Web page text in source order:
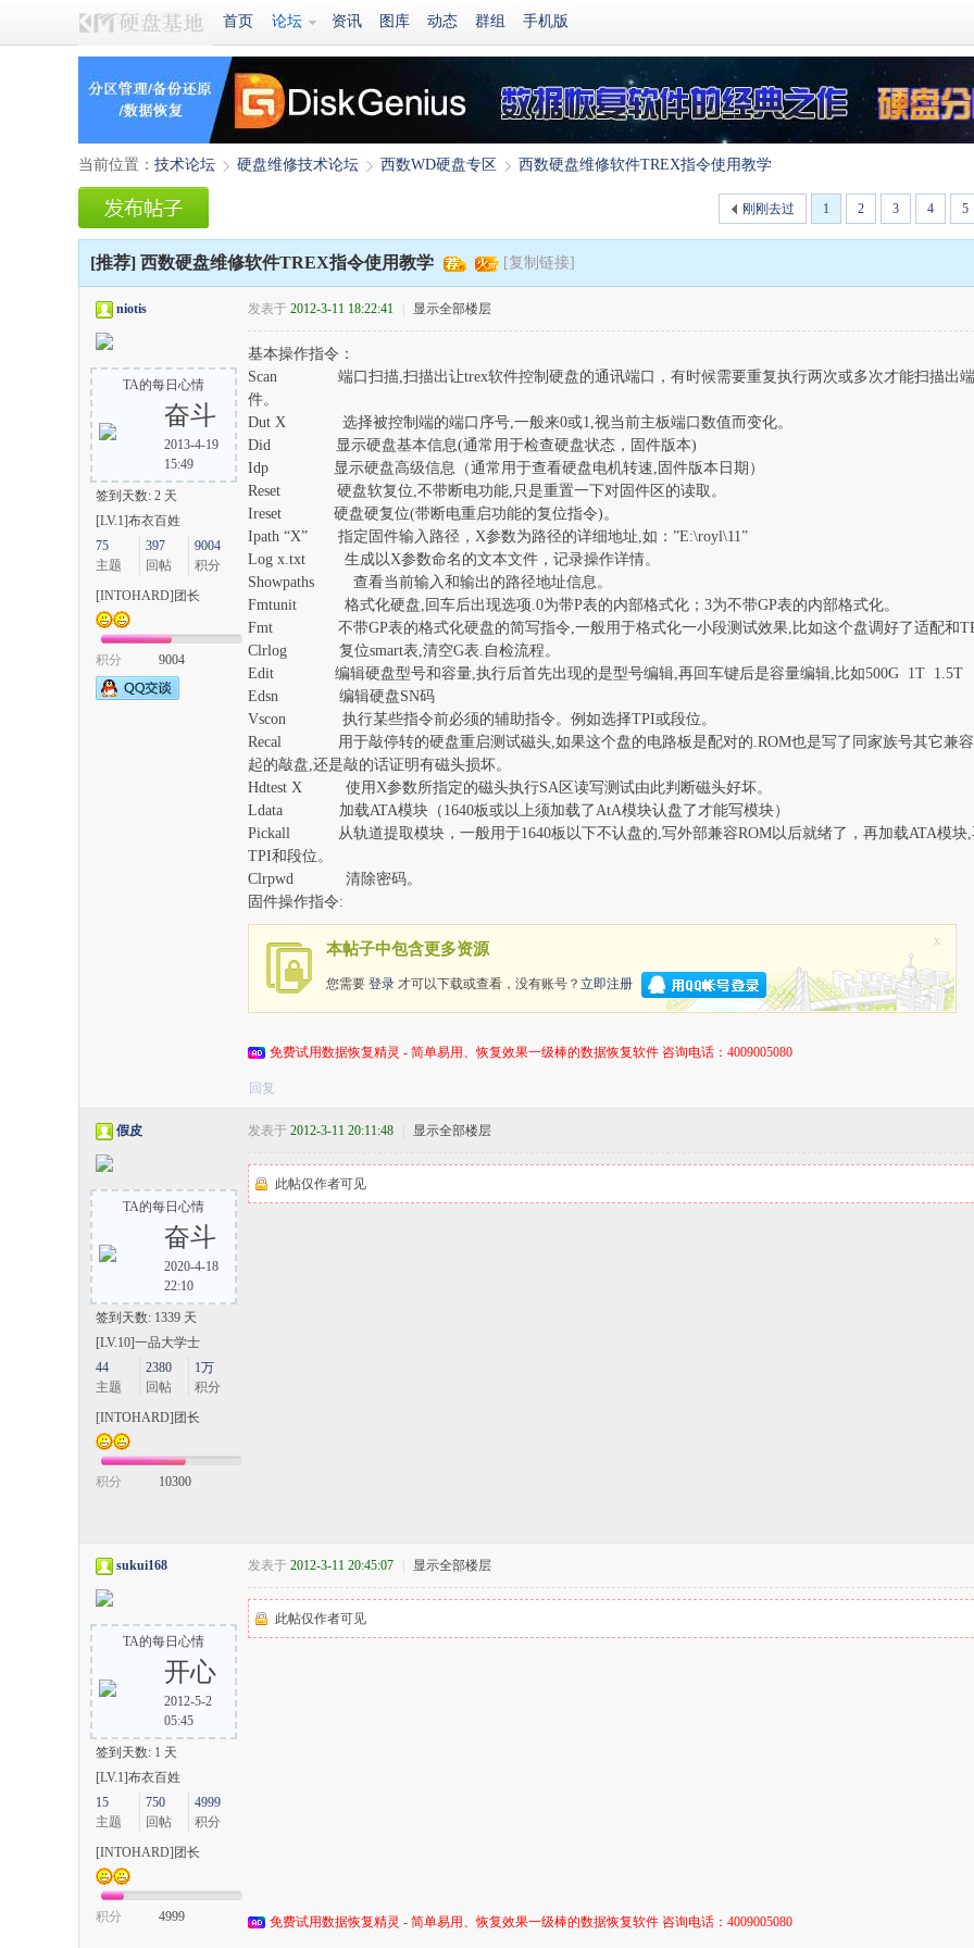
首页 论坛 资讯 图库 动态 群组 手机版
当前位置： 技术论坛
›
硬盘维修技术论坛
›
西数WD硬盘专区
›
西数硬盘维修软件TREX指令使用教学
1 2 3 4 5
刚刚去过
[推荐] 西数硬盘维修软件TREX指令使用教学 [复制链接]
niotis
TA的每日心情
奋斗
2013-4-19
15:49
签到天数: 2 天
[LV.1]布衣百姓
75
主题
397
回帖
9004
积分
[INTOHARD]团长
积分 9004
发表于 2012-3-11 18:22:41 显示全部楼层
基本操作指令：
Scan 端口扫描,扫描出让trex软件控制硬盘的通讯端口，有时候需要重复执行两次或多次才能扫描出端
件。
Dut X 选择被控制端的端口序号,一般来0或1,视当前主板端口数值而变化。
Did 显示硬盘基本信息(通常用于检查硬盘状态，固件版本)
Idp 显示硬盘高级信息（通常用于查看硬盘电机转速,固件版本日期）
Reset 硬盘软复位,不带断电功能,只是重置一下对固件区的读取。
Ireset 硬盘硬复位(带断电重启功能的复位指令)。
Ipath “X” 指定固件输入路径，X参数为路径的详细地址,如：”E:\royl\11”
Log x.txt 生成以X参数命名的文本文件，记录操作详情。
Showpaths 查看当前输入和输出的路径地址信息。
Fmtunit 格式化硬盘,回车后出现选项.0为带P表的内部格式化；3为不带GP表的内部格式化。
Fmt 不带GP表的格式化硬盘的简写指令,一般用于格式化一小段测试效果,比如这个盘调好了适配和TPI
Clrlog 复位smart表,清空G表.自检流程。
Edit 编辑硬盘型号和容量,执行后首先出现的是型号编辑,再回车键后是容量编辑,比如500G 1T 1.5T
Edsn 编辑硬盘SN码
Vscon 执行某些指令前必须的辅助指令。例如选择TPI或段位。
Recal 用于敲停转的硬盘重启测试磁头,如果这个盘的电路板是配对的.ROM也是写了同家族号其它兼容
起的敲盘,还是敲的话证明有磁头损坏。
Hdtest X 使用X参数所指定的磁头执行SA区读写测试由此判断磁头好坏。
Ldata 加载ATA模块（1640板或以上须加载了AtA模块认盘了才能写模块）
Pickall 从轨道提取模块，一般用于1640板以下不认盘的,写外部兼容ROM以后就绪了，再加载ATA模块,
TPI和段位。
Clrpwd 清除密码。
固件操作指令:
本帖子中包含更多资源
您需要 登录 才可以下载或查看，没有账号？ 立即注册
x
免费试用数据恢复精灵 - 简单易用、恢复效果一级棒的数据恢复软件 咨询电话：4009005080
回复
假皮
TA的每日心情
奋斗
2020-4-18
22:10
签到天数: 1339 天
[LV.10]一品大学士
44
主题
2380
回帖
1万
积分
[INTOHARD]团长
积分 10300
发表于 2012-3-11 20:11:48 显示全部楼层
此帖仅作者可见
sukui168
TA的每日心情
开心
2012-5-2
05:45
签到天数: 1 天
[LV.1]布衣百姓
15
主题
750
回帖
4999
积分
[INTOHARD]团长
积分 4999
发表于 2012-3-11 20:45:07 显示全部楼层
此帖仅作者可见
免费试用数据恢复精灵 - 简单易用、恢复效果一级棒的数据恢复软件 咨询电话：4009005080